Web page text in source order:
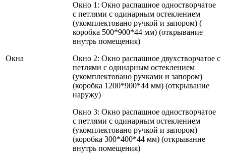
Окна
Окно 1: Окно распашное одностворчатое
с петлями с одинарным остеклением
(укомплектовано ручкой и запором) (
коробка 500*900*44 мм) (открывание
внутрь помещения)
Окно 2: Окно распашное двухстворчатое с
петлями с одинарным остеклением
(укомплектовано ручками и запором)
(коробка 1200*900*44 мм) (открывание
наружу)
Окно 3: Окно распашное одностворчатое
с петлями с одинарным остеклением
(укомплектовано ручкой и запором)
(коробка 300*400*44 мм) (открывание
внутрь помещения)